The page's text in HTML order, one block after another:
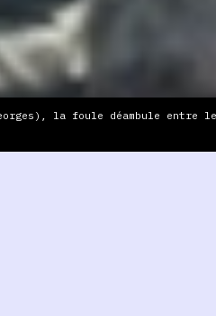
la foule déambule entre